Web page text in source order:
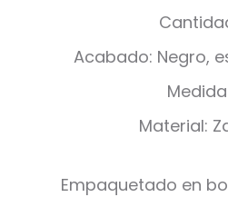
Acabado: Negro,
Material:
Empaquetado en